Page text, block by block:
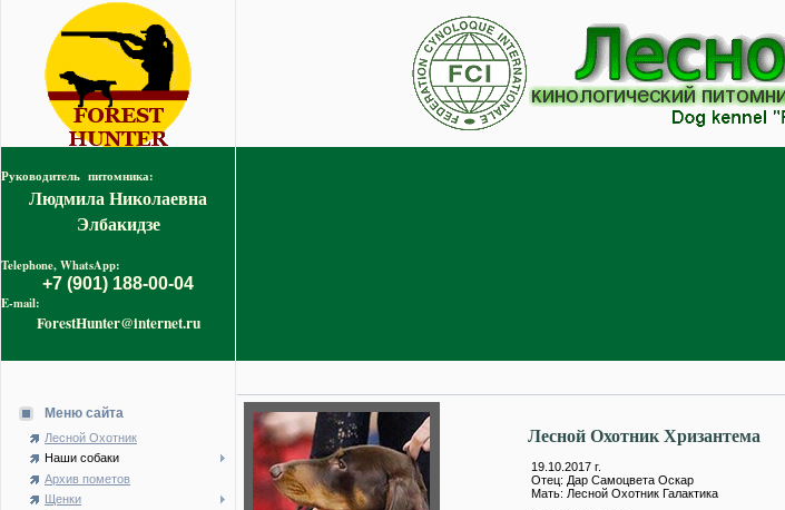
Руководитель питомника:
Людмила Николаевна
Элбакидзе
Telephone, WhatsApp:
+7 (901) 188-00-04
E-mail:
ForestHunter@internet.ru
Меню сайта
Лесной Охотник
Наши собаки
Архив пометов
Щенки
Лесной Охотник Хризантема
19.10.2017 г.
Отец: Дар Самоцвета Оскар
Мать: Лесной Охотник Галактика